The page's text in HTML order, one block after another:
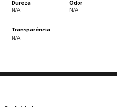
Dureza Odor
N/A N/A
Transparência
N/A